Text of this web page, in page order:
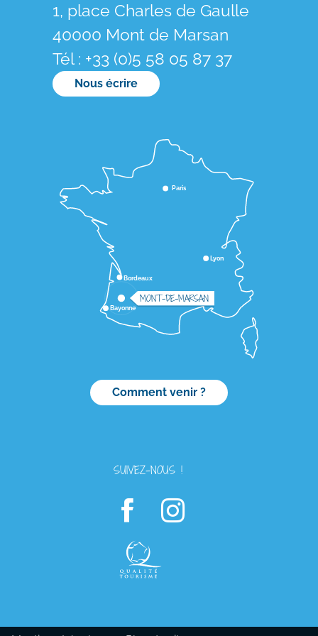
1, place Charles de Gaulle
40000 Mont de Marsan
Tél : +33 (0)5 58 05 87 37
Nous écrire
Lyon
Bordeaux
Paris
Bayonne
MONT-DE-MARSAN
Comment venir ?
SUIVEZ-NOUS !